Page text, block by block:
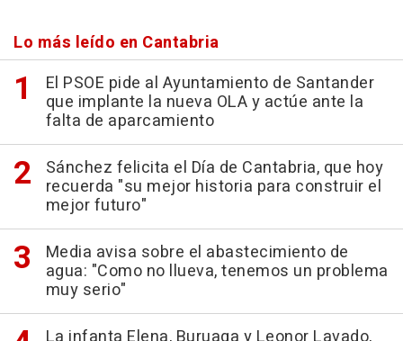
Lo más leído en Cantabria
El PSOE pide al Ayuntamiento de Santander
que implante la nueva OLA y actúe ante la
falta de aparcamiento
Sánchez felicita el Día de Cantabria, que hoy
recuerda "su mejor historia para construir el
mejor futuro"
Media avisa sobre el abastecimiento de
agua: "Como no llueva, tenemos un problema
muy serio"